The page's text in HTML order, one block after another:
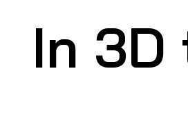
In